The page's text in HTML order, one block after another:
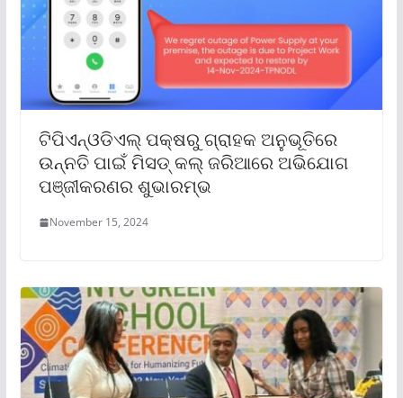
ଟିପିଏନ୍‌ଓଡିଏଲ୍ ପକ୍ଷରୁ ଗ୍ରାହକ ଅନୁଭୂତିରେ
ଉନ୍ନତି ପାଇଁ ମିସଡ୍ କଲ୍ ଜରିଆରେ ଅଭିଯୋଗ
ପଞ୍ଜୀକରଣର ଶୁଭାରମ୍ଭ
November 15, 2024